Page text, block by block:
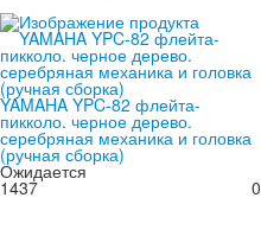
YAMAHA YPC-82 флейта-
пикколо. черное дерево.
серебряная механика и головка
(ручная сборка)
Ожидается
0
1437